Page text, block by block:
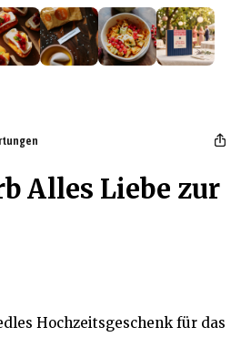
Alles Liebe zur
Hochzeitsgeschenk für das